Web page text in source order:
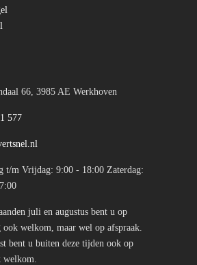
66, 3985 AE Werkhoven
577
t/m Vrijdag: 9:00 - 18:00 Zaterdag:
juli en augustus bent u op
ook welkom, maar wel op afspraak.
bent u buiten deze tijden ook op
welkom.